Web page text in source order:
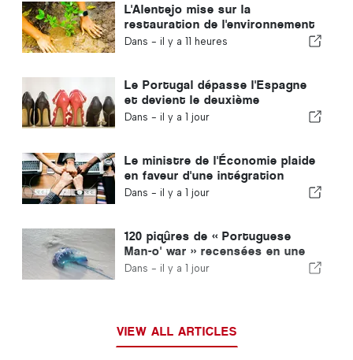
L'Alentejo mise sur la
restauration de l'environnement
grâce aux fonds européens
Dans - il y a 11 heures
Le Portugal dépasse l'Espagne
et devient le deuxième
producteur européen de
Dans - il y a 1 jour
Le ministre de l'Économie plaide
en faveur d'une intégration
encadrée et garantit une
Dans - il y a 1 jour
120 piqûres de « Portuguese
Man-o' war » recensées en une
seule journée
Dans - il y a 1 jour
VIEW ALL ARTICLES